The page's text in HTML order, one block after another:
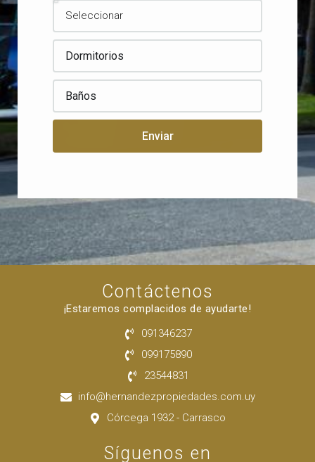
Enviar
Contáctenos
¡Estaremos complacidos de ayudarte!
091346237
099175890
23544831
info@hernandezpropiedades.com.uy
Córcega 1932 - Carrasco
Síguenos en